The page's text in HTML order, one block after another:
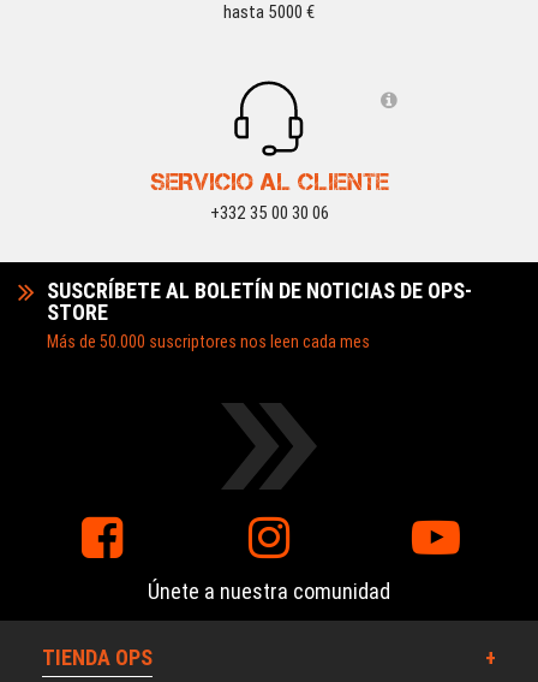
WOSPORT DEALS
hasta 5000 €
SERVICIO AL CLIENTE
+332 35 00 30 06
SUSCRÍBETE AL BOLETÍN DE NOTICIAS DE OPS-
STORE
Más de 50.000 suscriptores nos leen cada mes
Únete a nuestra comunidad
TIENDA OPS